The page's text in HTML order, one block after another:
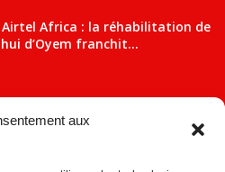
aux
Africa : la réhabilitation de
d’Oyem franchit...